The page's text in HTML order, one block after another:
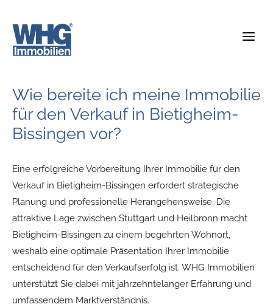
Inhalt
springen
Wie bereite ich meine Immobilie
für den Verkauf in Bietigheim-
Bissingen vor?
Eine erfolgreiche Vorbereitung Ihrer Immobilie für den
Verkauf in Bietigheim-Bissingen erfordert strategische
Planung und professionelle Herangehensweise. Die
attraktive Lage zwischen Stuttgart und Heilbronn macht
Bietigheim-Bissingen zu einem begehrten Wohnort,
weshalb eine optimale Präsentation Ihrer Immobilie
entscheidend für den Verkaufserfolg ist. WHG Immobilien
unterstützt Sie dabei mit jahrzehntelanger Erfahrung und
umfassendem Marktverständnis.